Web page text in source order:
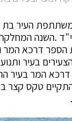
העיר בת
.השנה
הספר דרכא המר
המר בעיר
טקס קצר